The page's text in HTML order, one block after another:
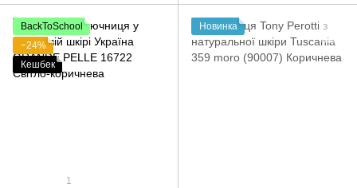
BackToSchool
−24%
Кешбек
1
Новинка